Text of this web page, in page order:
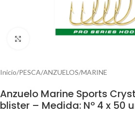
Inicio/PESCA/ANZUELOS/MARINE
Anzuelo Marine Sports
blister – Medida: Nº 4 x 50